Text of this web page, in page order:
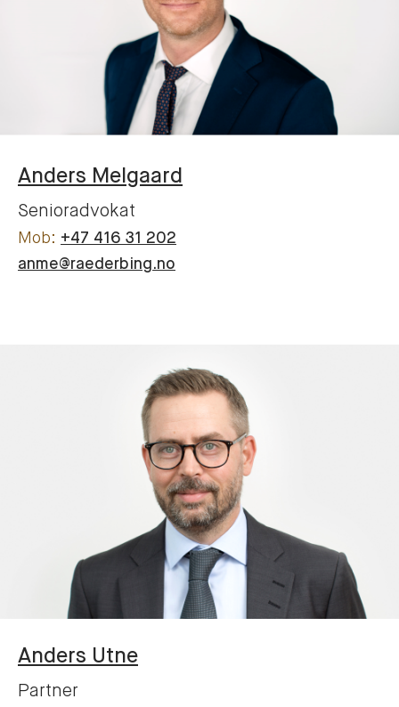
Anders Melgaard
Senioradvokat
+47 416 31 202
anme@raederbing.no
Anders Utne
Partner